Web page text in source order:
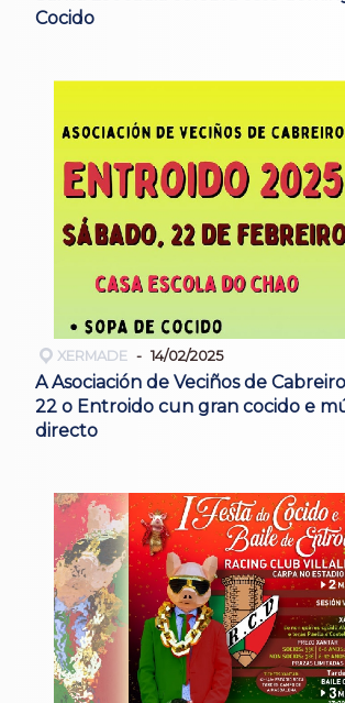
Cocido
XERMADE 14/02/2025
A Asociación de Veciños de
22 o Entroido cun gran cocido e
directo